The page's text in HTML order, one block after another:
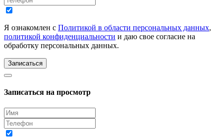
Я ознакомлен с Политикой в области персональных данных,
политикой конфиденциальности и даю свое согласие на
обработку персональных данных.
Записаться
Записаться на просмотр